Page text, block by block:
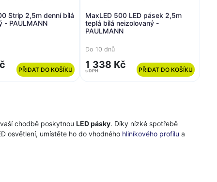
Strip 2,5m denní bílá
- PAULMANN
PŘIDAT DO KOŠÍKU
MaxLED 500 LED pásek 2,5m
teplá bílá neizolovaný -
PAULMANN
Do 10 dnů
1 338 Kč
s DPH PŘIDAT DO KOŠÍKU
chodbě poskytnou LED pásky. Díky nízké spotřebě
osvětlení, umístěte ho do vhodného hliníkového profilu a